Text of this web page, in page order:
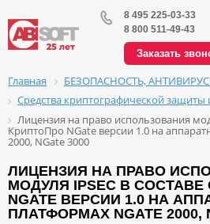
8 495 225-03-33
8 800 511-49-43
Заказать
Главная БЕЗОПАСНОСТЬ,
Средства криптографической
Лицензия на право использования
КриптоПро NGate версии 1.0 на
2000, NGate 3000
ЛИЦЕНЗИЯ НА ПРАВО
МОДУЛЯ IPSEC В
NGATE ВЕРСИИ 1.0 НА
ПЛАТФОРМАХ NGATE 2000,